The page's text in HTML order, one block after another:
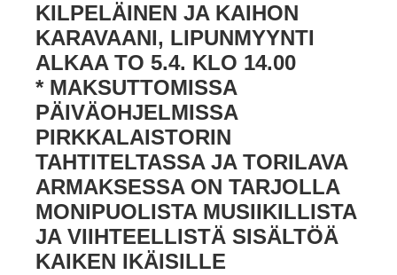
KILPELÄINEN JA KAIHON
KARAVAANI, LIPUNMYYNTI
ALKAA TO 5.4. KLO 14.00
* MAKSUTTOMISSA
PÄIVÄOHJELMISSA
PIRKKALAISTORIN
TAHTITELTASSA JA TORILAVA
ARMAKSESSA ON TARJOLLA
MONIPUOLISTA MUSIIKILLISTA
JA VIIHTEELLISTÄ SISÄLTÖÄ
KAIKEN IKÄISILLE